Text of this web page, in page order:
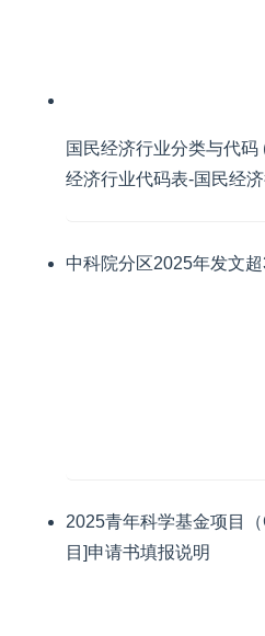
国民经济行业分类与代
经济行业代码表-国民经
中科院分区2025年发文
2025青年科学基金项目
目]申请书填报说明